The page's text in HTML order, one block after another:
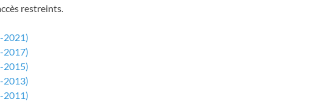
restreints.
2021)
2017)
2015)
2013)
2011)